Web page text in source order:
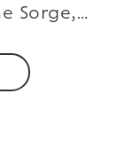
Sorge,…